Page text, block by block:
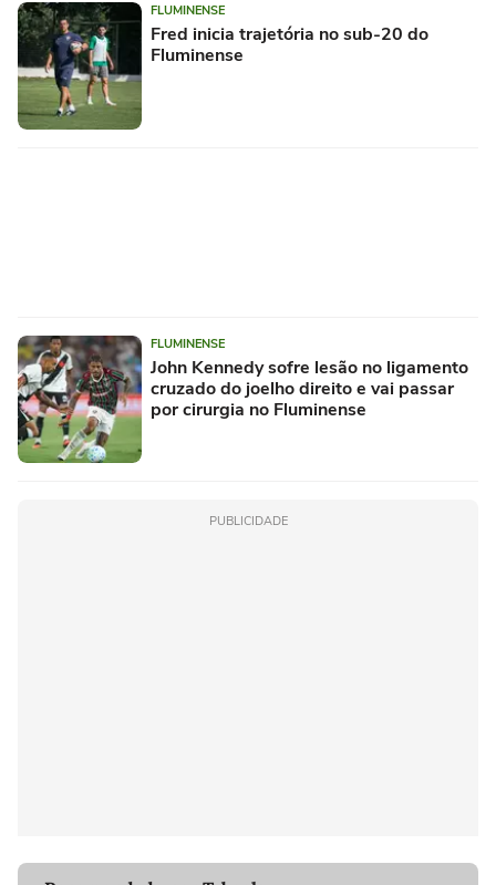
FLUMINENSE
Fred inicia trajetória no sub-20 do
Fluminense
FLUMINENSE
John Kennedy sofre lesão no ligamento
cruzado do joelho direito e vai passar
por cirurgia no Fluminense
PUBLICIDADE